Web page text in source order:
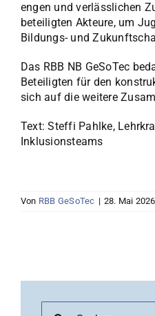
engen und verlässlichen
beteiligten Akteure, um
Bildungs- und
Das RBB NB GeSoTec
Beteiligten für den
sich auf die weitere
Text: Steffi Pahlke,
Inklusionsteams
Von RBB GeSoTec | 28. Mai 2026